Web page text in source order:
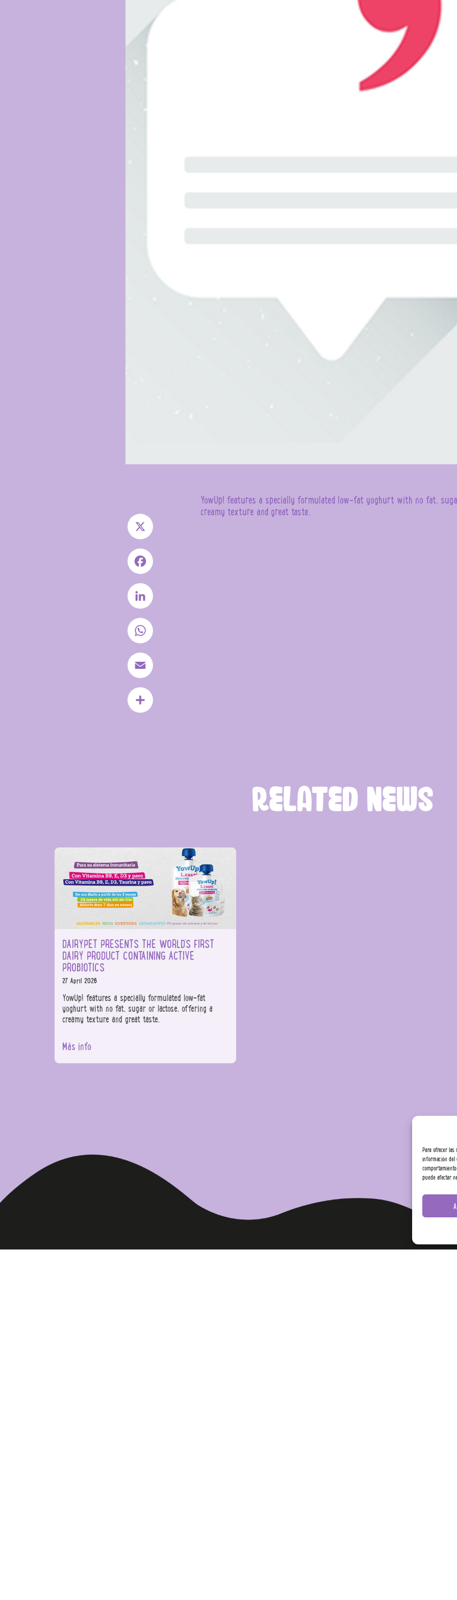
Para ofrecer
información del
puede afectar
X
Facebook
LinkedIn
WhatsApp
Email
YowUp! features a specially formulated low-fat yoghurt with no fat,
creamy texture and great taste.
RELATED NEWS
DAIRYPET PRESENTS THE WORLD’S FIRST
DAIRY PRODUCT CONTAINING ACTIVE
PROBIOTICS
27 April 2026
YowUp! features a specially formulated low-fat
yoghurt with no fat, sugar or lactose, offering a
creamy texture and great taste.
Más info